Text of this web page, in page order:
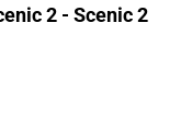
2 - Scenic 2